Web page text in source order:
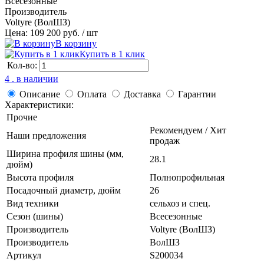
Производитель
Voltyre (ВолШЗ)
Цена: 109 200 руб. / шт
В корзину
Купить в 1 клик
Кол-во:
4 . в наличии
Описание
Оплата Доставка
Гарантии
Характеристики:
Прочие
Наши предложения
Рекомендуем / Хит
продаж
Ширина профиля шины (мм,
дюйм)
28.1
Высота профиля
Полнопрофильная
Посадочный диаметр, дюйм
26
Вид техники
сельхоз и спец.
Сезон (шины)
Всесезонные
Производитель
Voltyre (ВолШЗ)
Производитель
ВолШЗ
Артикул
S200034